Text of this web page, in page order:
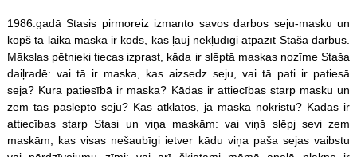
1986.gadā Stasis pirmoreiz izmanto savos darbos seju-masku un
kopš tā laika maska ir kods, kas ļauj nekļūdīgi atpazīt Staša darbus.
Mākslas pētnieki tiecas izprast, kāda ir slēptā maskas nozīme Staša
daiļradē: vai tā ir maska, kas aizsedz seju, vai tā pati ir patiesā
seja? Kura patiesībā ir maska? Kādas ir attiecības starp masku un
zem tās paslēpto seju? Kas atklātos, ja maska nokristu? Kādas ir
attiecības starp Stasi un viņa maskām: vai viņš slēpj sevi zem
maskām, kas visas nešaubīgi ietver kādu viņa paša sejas vaibstu